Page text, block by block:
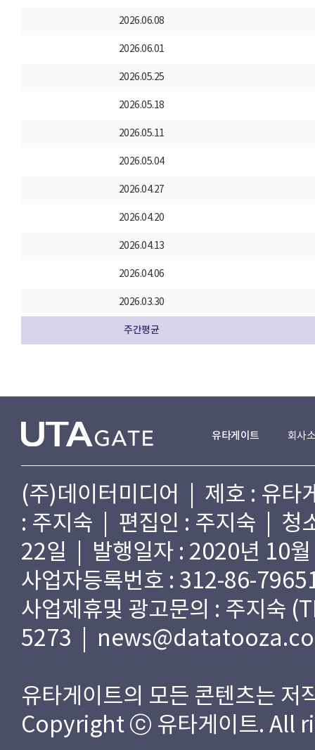
2026.06.08
2026.06.01
2026.05.25
2026.05.18
2026.05.11
2026.05.04
2026.04.27
2026.04.20
2026.04.13
2026.04.06
2026.03.30
주간평균
유타게이트 회사
(주)데이터미디어 | 제호 : 유
: 주지숙 | 편집인 : 주지숙 | 청
22일 | 발행일자 : 2020년 10
사업자등록번호 : 312-86-
사업제휴및 광고문의 : 주지숙
5273 |
유타게이트의 모든 콘텐츠는 저
Copyright ⓒ 유타게이트. All